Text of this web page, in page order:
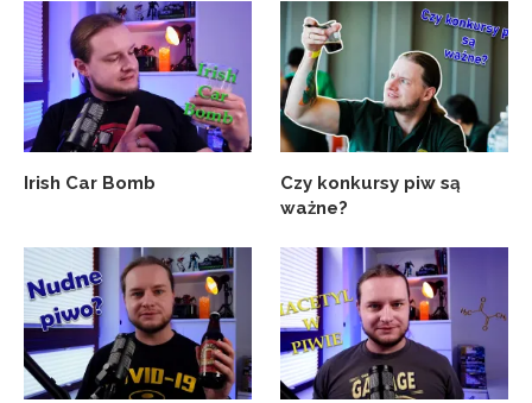
Irish Car Bomb
Czy konkursy piw są
ważne?